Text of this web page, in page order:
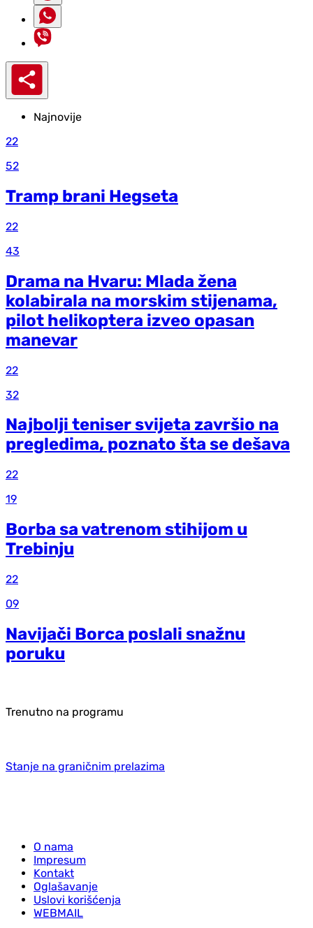
Najnovije
22
52
Tramp brani Hegseta
22
43
Drama na Hvaru: Mlada žena
kolabirala na morskim stijenama,
pilot helikoptera izveo opasan
manevar
22
32
Najbolji teniser svijeta završio na
pregledima, poznato šta se dešava
22
19
Borba sa vatrenom stihijom u
Trebinju
22
09
Navijači Borca poslali snažnu
poruku
Trenutno na programu
Stanje na graničnim prelazima
O nama
Impresum
Kontakt
Oglašavanje
Uslovi korišćenja
WEBMAIL